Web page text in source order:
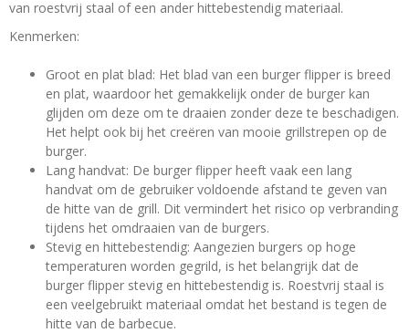
van roestvrij staal of een ander hittebestendig materiaal.
Kenmerken:
Groot en plat blad: Het blad van een burger flipper is breed
en plat, waardoor het gemakkelijk onder de burger kan
glijden om deze om te draaien zonder deze te beschadigen.
Het helpt ook bij het creëren van mooie grillstrepen op de
burger.
Lang handvat: De burger flipper heeft vaak een lang
handvat om de gebruiker voldoende afstand te geven van
de hitte van de grill. Dit vermindert het risico op verbranding
tijdens het omdraaien van de burgers.
Stevig en hittebestendig: Aangezien burgers op hoge
temperaturen worden gegrild, is het belangrijk dat de
burger flipper stevig en hittebestendig is. Roestvrij staal is
een veelgebruikt materiaal omdat het bestand is tegen de
hitte van de barbecue.